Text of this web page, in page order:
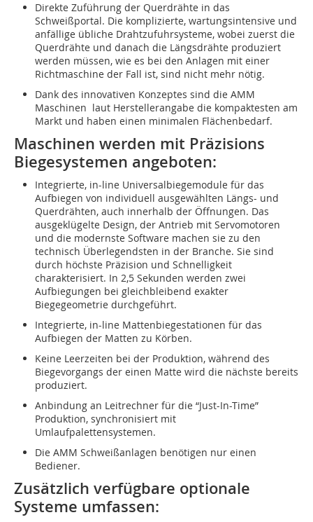
Direkte Zuführung der Querdrähte in das
Schweißportal. Die komplizierte, wartungsintensive und
anfällige übliche Drahtzufuhrsysteme, wobei zuerst die
Querdrähte und danach die Längsdrähte produziert
werden müssen, wie es bei den Anlagen mit einer
Richtmaschine der Fall ist, sind nicht mehr nötig.
Dank des innovativen Konzeptes sind die AMM
Maschinen laut Herstellerangabe die kompaktesten am
Markt und haben einen minimalen Flächenbedarf.
Maschinen werden mit Präzisions
Biegesystemen angeboten:
Integrierte, in-line Universalbiegemodule für das
Aufbiegen von individuell ausgewählten Längs- und
Querdrähten, auch innerhalb der Öffnungen. Das
ausgeklügelte Design, der Antrieb mit Servomotoren
und die modernste Software machen sie zu den
technisch Überlegendsten in der Branche. Sie sind
durch höchste Präzision und Schnelligkeit
charakterisiert. In 2,5 Sekunden werden zwei
Aufbiegungen bei gleichbleibend exakter
Biegegeometrie durchgeführt.
Integrierte, in-line Mattenbiegestationen für das
Aufbiegen der Matten zu Körben.
Keine Leerzeiten bei der Produktion, während des
Biegevorgangs der einen Matte wird die nächste bereits
produziert.
Anbindung an Leitrechner für die “Just-In-Time”
Produktion, synchronisiert mit
Umlaufpalettensystemen.
Die AMM Schweißanlagen benötigen nur einen
Bediener.
Zusätzlich verfügbare optionale
Systeme umfassen: